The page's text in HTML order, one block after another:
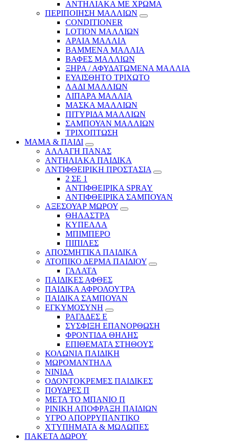
ΑΝΤΗΛΙΑΚΑ ΜΕ ΧΡΩΜΑ
ΠΕΡΙΠΟΙΗΣΗ ΜΑΛΛΙΩΝ
CONDITIONER
LOTION ΜΑΛΛΙΩΝ
ΑΡΑΙΑ ΜΑΛΛΙΑ
ΒΑΜΜΕΝΑ ΜΑΛΛΙΑ
ΒΑΦΕΣ ΜΑΛΛΙΩΝ
ΞΗΡΑ / ΑΦΥΔΑΤΩΜΕΝΑ ΜΑΛΛΙΑ
ΕΥΑΙΣΘΗΤΟ ΤΡΙΧΩΤΟ
ΛΑΔΙ ΜΑΛΛΙΩΝ
ΛΙΠΑΡΑ ΜΑΛΛΙΑ
ΜΑΣΚΑ ΜΑΛΛΙΩΝ
ΠΙΤΥΡΙΔΑ ΜΑΛΛΙΩΝ
ΣΑΜΠΟΥΑΝ ΜΑΛΛΙΩΝ
ΤΡΙΧΟΠΤΩΣΗ
ΜΑΜΑ & ΠΑΙΔΙ
ΑΛΛΑΓΗ ΠΑΝΑΣ
ΑΝΤΗΛΙΑΚΑ ΠΑΙΔΙΚΑ
ΑΝΤΙΦΘΕΙΡΙΚΗ ΠΡΟΣΤΑΣΙΑ
2 ΣΕ 1
ΑΝΤΙΦΘΕΙΡΙΚΑ SPRAY
ΑΝΤΙΦΘΕΙΡΙΚΑ ΣΑΜΠΟΥΑΝ
ΑΞΕΣΟΥΑΡ ΜΩΡΟΥ
ΘΗΛΑΣΤΡΑ
ΚΥΠΕΛΛΑ
ΜΠΙΜΠΕΡΟ
ΠΙΠΙΛΕΣ
ΑΠΟΣΜΗΤΙΚΑ ΠΑΙΔΙΚΑ
ΑΤΟΠΙΚΟ ΔΕΡΜΑ ΠΑΙΔΙΟΥ
ΓΑΛΑΤΑ
ΠΑΙΔΙΚΕΣ ΑΦΘΕΣ
ΠΑΙΔΙΚΑ ΑΦΡΟΛΟΥΤΡΑ
ΠΑΙΔΙΚΑ ΣΑΜΠΟΥΑΝ
ΕΓΚΥΜΟΣΥΝΗ
ΡΑΓΑΔΕΣ Ε
ΣΥΣΦΙΞΗ ΕΠΑΝΟΡΘΩΣΗ
ΦΡΟΝΤΙΔΑ ΘΗΛΗΣ
ΕΠΙΘΕΜΑΤΑ ΣΤΗΘΟΥΣ
ΚΟΛΩΝΙΑ ΠΑΙΔΙΚΗ
ΜΩΡΟΜΑΝΤΗΛΑ
ΝΙΝΙΔΑ
ΟΔΟΝΤΟΚΡΕΜΕΣ ΠΑΙΔΙΚΕΣ
ΠΟΥΔΡΕΣ Π
ΜΕΤΑ ΤΟ ΜΠΑΝΙΟ Π
ΡΙΝΙΚΗ ΑΠΟΦΡΑΞΗ ΠΑΙΔΙΩΝ
ΥΓΡΟ ΑΠΟΡΡΥΠΑΝΤΙΚΟ
ΧΤΥΠΗΜΑΤΑ & ΜΩΛΩΠΕΣ
ΠΑΚΕΤΑ ΔΩΡΟΥ